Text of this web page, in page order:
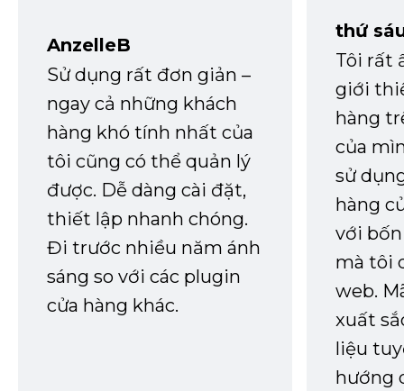
AnzelleB
Sử dụng rất đơn giản –
ngay cả những khách
hàng khó tính nhất của
tôi cũng có thể quản lý
được. Dễ dàng cài đặt,
thiết lập nhanh chóng.
Đi trước nhiều năm ánh
sáng so với các plugin
cửa hàng khác.
thứ
Tôi rất
giới
hàng
của
sử
hàng
với
mà tôi
web.
xuất
liệu
hướng